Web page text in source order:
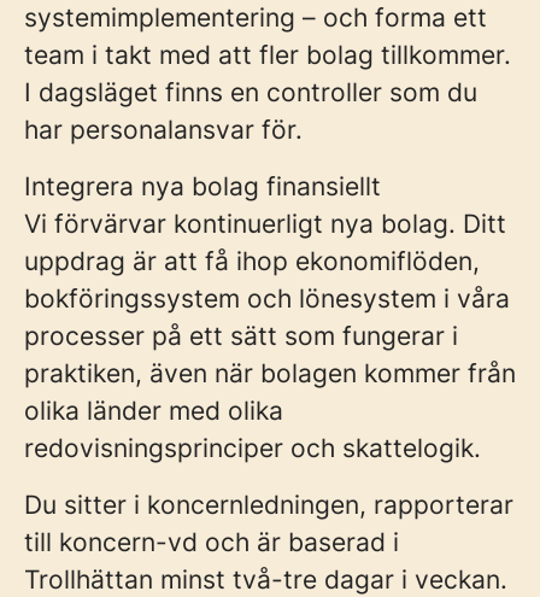
systemimplementering – och forma ett
team i takt med att fler bolag tillkommer.
I dagsläget finns en controller som du
har personalansvar för.
Integrera nya bolag finansiellt
Vi förvärvar kontinuerligt nya bolag. Ditt
uppdrag är att få ihop ekonomiflöden,
bokföringssystem och lönesystem i våra
processer på ett sätt som fungerar i
praktiken, även när bolagen kommer från
olika länder med olika
redovisningsprinciper och skattelogik.
Du sitter i koncernledningen, rapporterar
till koncern-vd och är baserad i
Trollhättan minst två-tre dagar i veckan.